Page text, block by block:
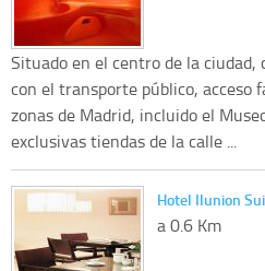
Situado en el centro de la ciudad,
con el transporte público, acceso
zonas de Madrid, incluido el
exclusivas tiendas de la calle ...
Hotel Ilunion
a 0.6 Km